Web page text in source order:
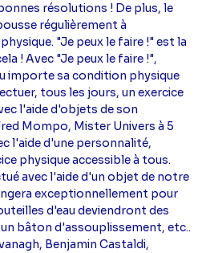
résolutions ! De plus, le
régulièrement à
"Je peux le faire !" est la
! Avec "Je peux le faire !",
importe sa condition physique
tous les jours, un exercice
l'aide d'objets de son
Mompo, Mister Univers à 5
l'aide d'une personnalité,
physique accessible à tous.
avec l'aide d'un objet de notre
exceptionnellement pour
d'eau deviendront des
bâton d'assouplissement, etc..
Benjamin Castaldi,